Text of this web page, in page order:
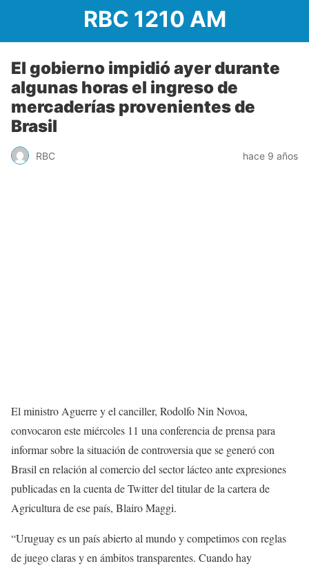
RBC 1210 AM
El gobierno impidió ayer durante
algunas horas el ingreso de
mercaderías provenientes de
Brasil
RBC hace 9 años
El ministro Aguerre y el canciller, Rodolfo Nin Novoa,
convocaron este miércoles 11 una conferencia de prensa para
informar sobre la situación de controversia que se generó con
Brasil en relación al comercio del sector lácteo ante expresiones
publicadas en la cuenta de Twitter del titular de la cartera de
Agricultura de ese país, Blairo Maggi.
“Uruguay es un país abierto al mundo y competimos con reglas
de juego claras y en ámbitos transparentes. Cuando hay